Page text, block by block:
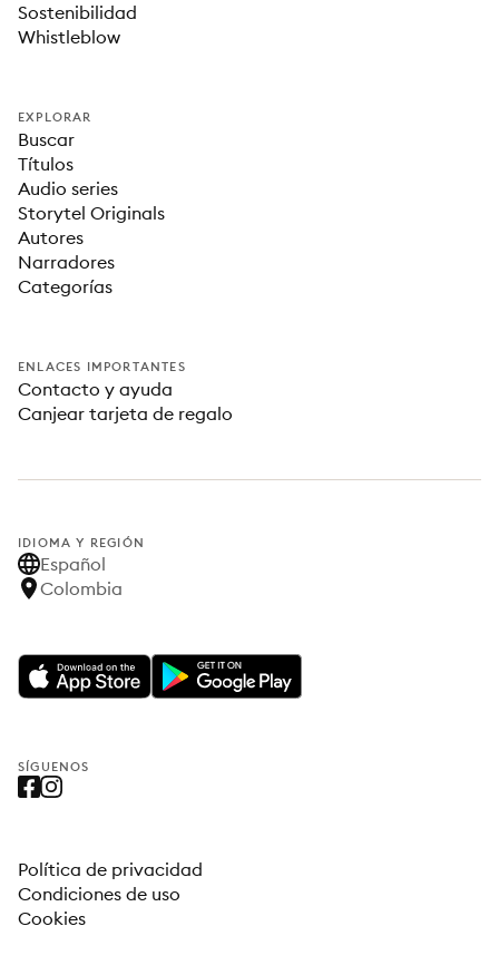
Sostenibilidad
Whistleblow
EXPLORAR
Buscar
Títulos
Audio series
Storytel Originals
Autores
Narradores
Categorías
ENLACES IMPORTANTES
Contacto y ayuda
Canjear tarjeta de regalo
IDIOMA Y REGIÓN
Español
Colombia
SÍGUENOS
Política de privacidad
Condiciones de uso
Cookies